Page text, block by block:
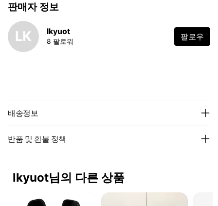
판매자 정보
LK lkyuot
8 팔로워 팔로우
배송정보
반품 및 환불 정책
lkyuot님의 다른 상품